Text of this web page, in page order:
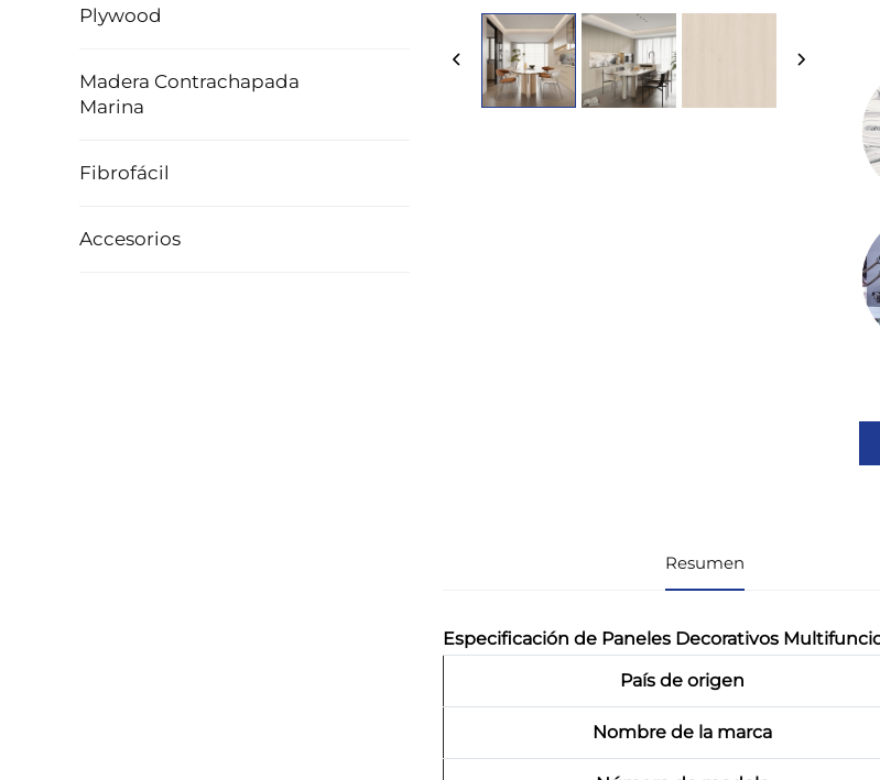
Plywood
Madera Contrachapada
Marina
Fibrofácil
Accesorios
Resumen
Especificación de Paneles Decorativos
País de origen
Nombre de la marca